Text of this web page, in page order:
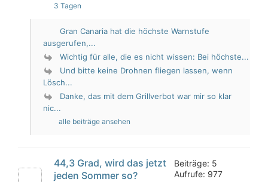
3 Tagen
Gran Canaria hat die höchste Warnstufe
ausgerufen,...
Wichtig für alle, die es nicht wissen: Bei höchste...
Und bitte keine Drohnen fliegen lassen, wenn
Lösch...
Danke, das mit dem Grillverbot war mir so klar
nic...
alle beiträge ansehen
44,3 Grad, wird das jetzt
jeden Sommer so?
Beiträge: 5
Aufrufe: 977